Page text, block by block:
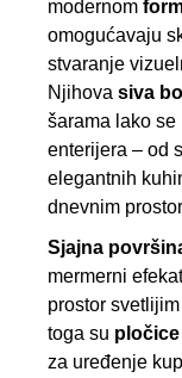
modernom
omogućavaju
stvaranje
Njihova siva
šarama lako
enterijera – od
elegantnih
dnevnim
Sjajna
mermerni
prostor
toga su
za uređenje